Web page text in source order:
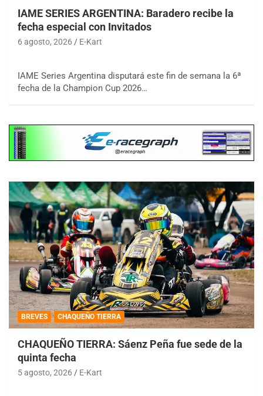
IAME SERIES ARGENTINA: Baradero recibe la
fecha especial con Invitados
6 agosto, 2026 E-Kart
IAME Series Argentina disputará este fin de semana la 6ª
fecha de la Champion Cup 2026…
BREVES CHAQUEÑO TIERRA
CHAQUEÑO TIERRA: Sáenz Peña fue sede de la
quinta fecha
5 agosto, 2026 E-Kart